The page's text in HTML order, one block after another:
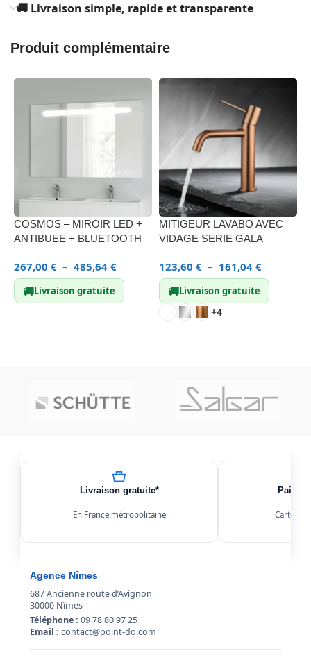
🚚 Livraison simple, rapide et transparente
Produit complémentaire
COSMOS – MIROIR LED +
ANTIBUEE + BLUETOOTH
267,00 € – 485,64 €
🚚Livraison gratuite
MITIGEUR LAVABO AVEC
VIDAGE SERIE GALA
123,60 € – 161,04 €
🚚Livraison gratuite
+4
Livraison gratuite*
En France métropolitaine Carte,
Agence Nîmes
687 Ancienne route d’Avignon
30000 Nîmes
Téléphone : 09 78 80 97 25
Email : contact@point-do.com